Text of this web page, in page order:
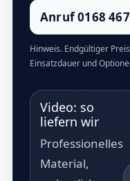
Anruf 0168
Hinweis. Endgültiger
Einsatzdauer und
Video: so
liefern wir
Professionelles
Material,